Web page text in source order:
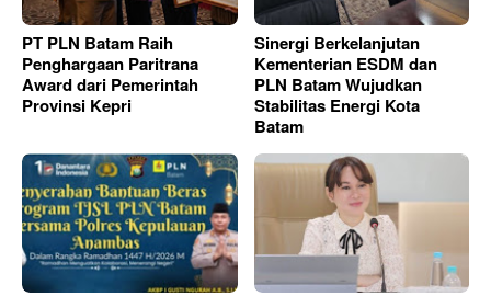
PT PLN Batam Raih
Penghargaan Paritrana
Award dari Pemerintah
Provinsi Kepri
Sinergi Berkelanjutan
Kementerian ESDM dan
PLN Batam Wujudkan
Stabilitas Energi Kota
Batam